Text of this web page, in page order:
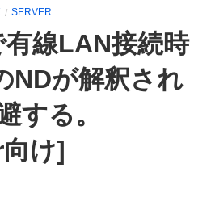
SERVER
線LAN接続時
NDが解釈され
する。
け]